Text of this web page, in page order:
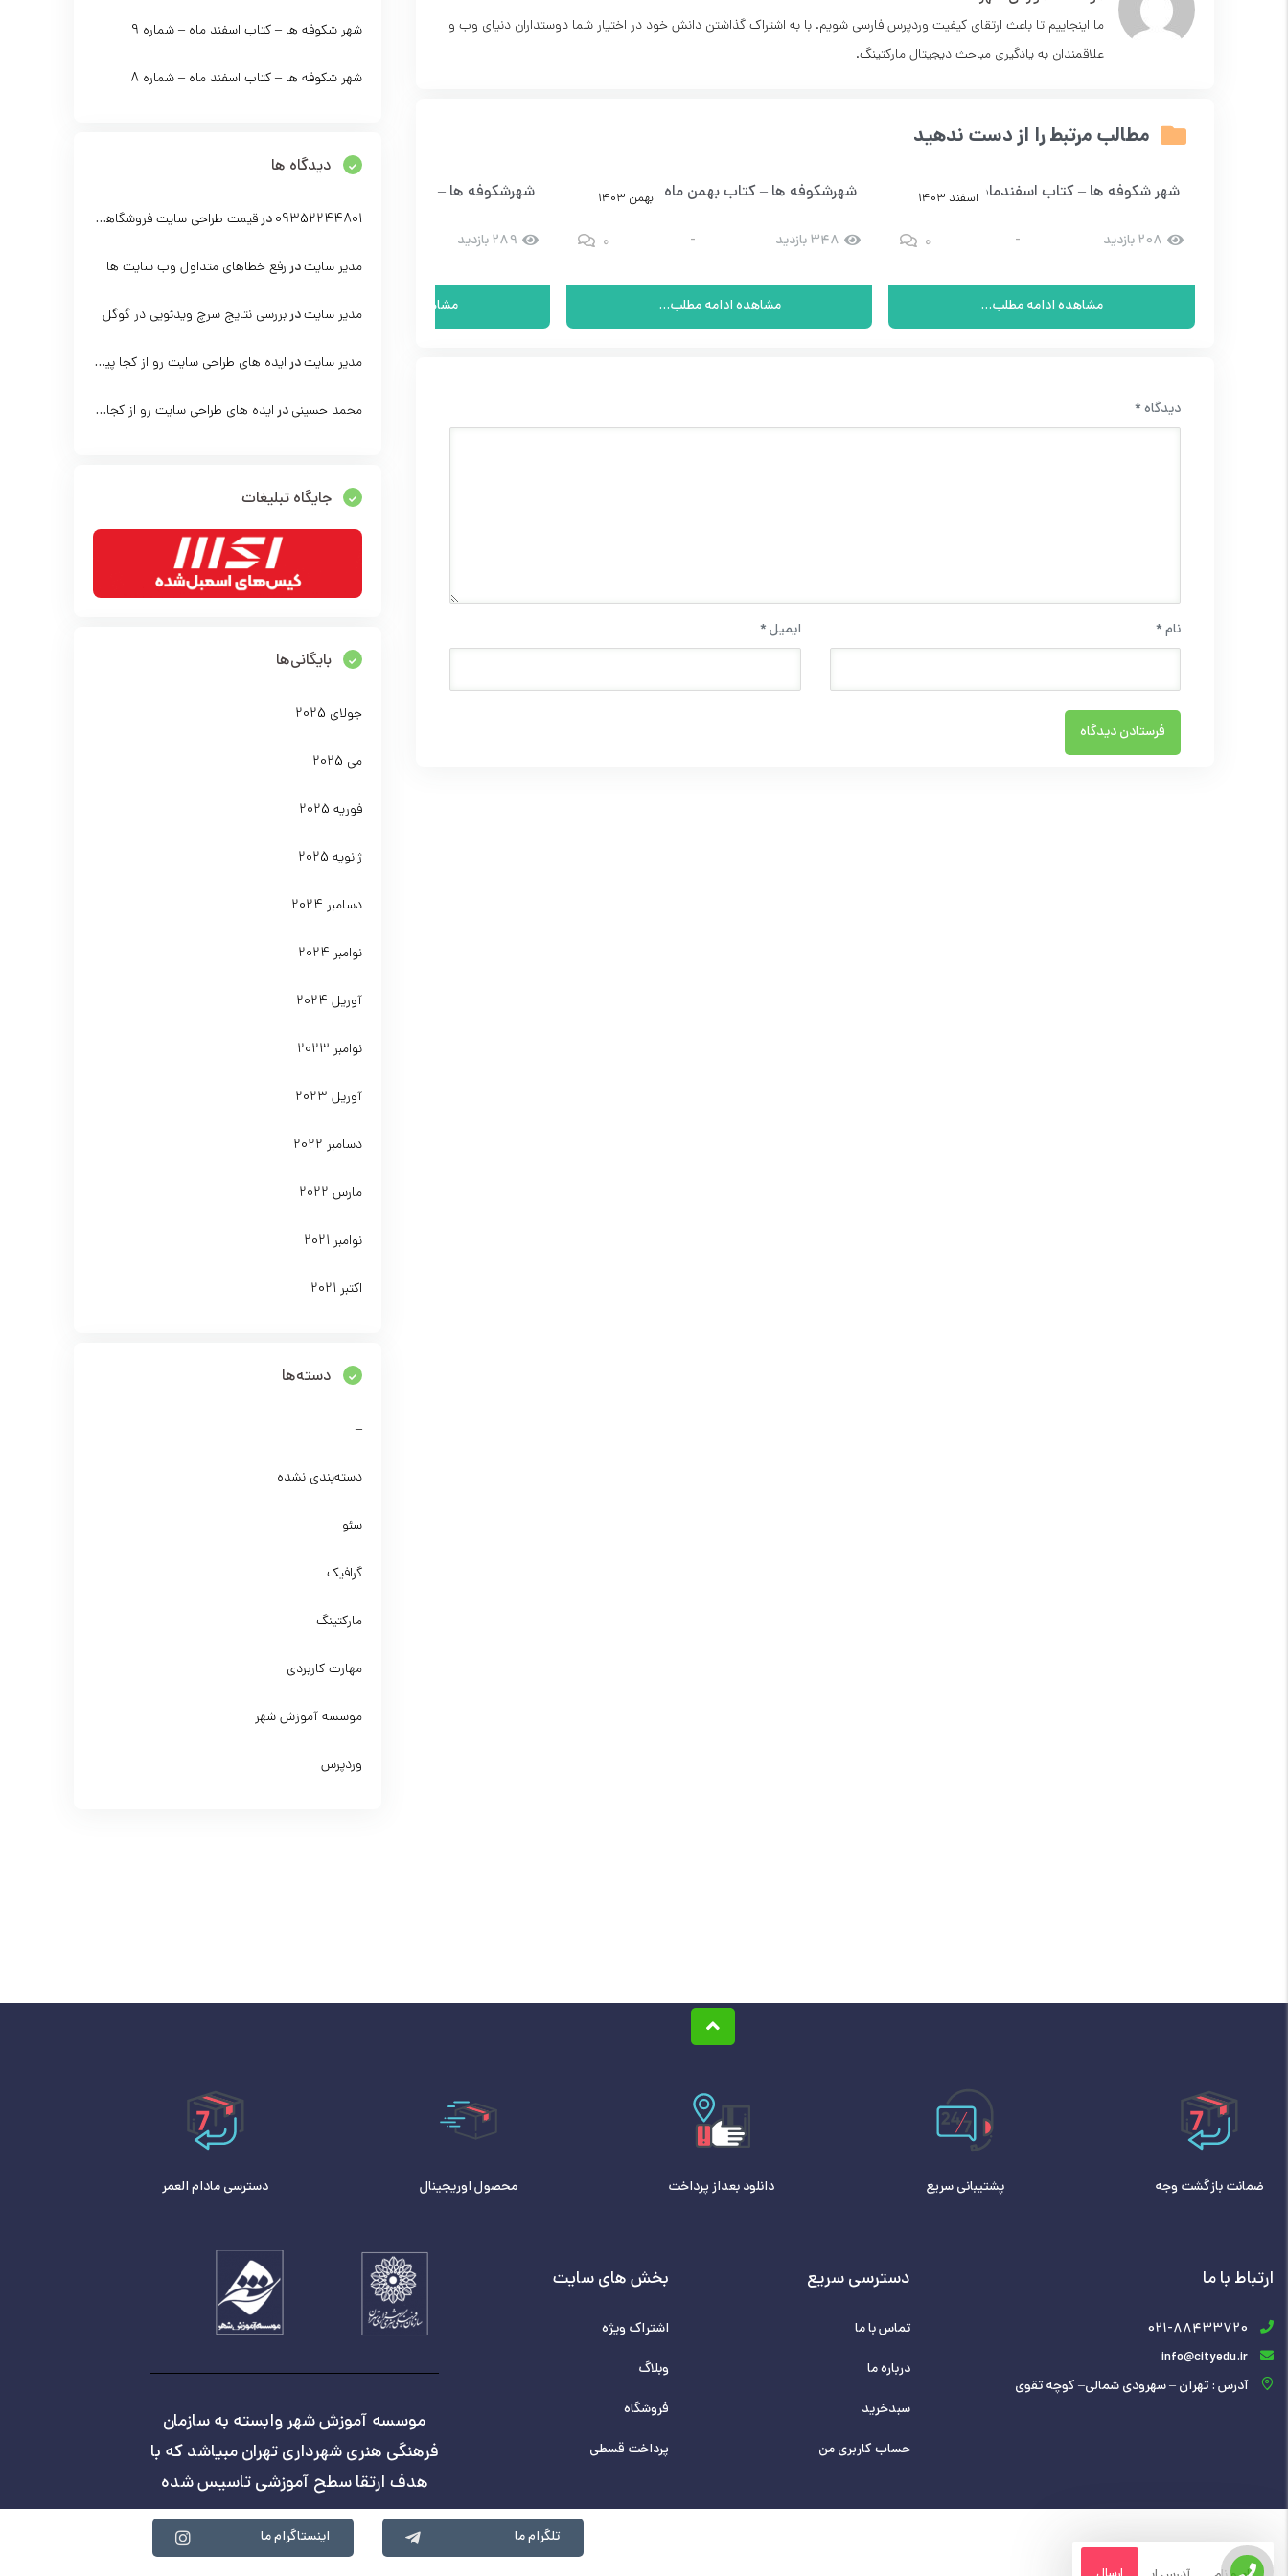
ما اینجاییم تا باعث ارتقای کیفیت وردپرس فارسی شویم. با به اشتراک گذاشتن دانش خود در اختیار شما دوستداران دنیای وب و
علاقمندان به یادگیری مباحث دیجیتال مارکتینگ.
مطالب مرتبط را از دست ندهید
اسفند 1403
شهر شکوفه ها – کتاب اسفندماه – شماره 1
208 بازدید -
0
مشاهده ادامه مطلب...
بهمن 1403
شهرشکوفه ها – کتاب بهمن ماه – شماره 12
348 بازدید -
0
مشاهده ادامه مطلب...
شهرشکوفه ها – کتاب بهمن ماه – شماره 11
289 بازدید
مشاهده ادامه مطلب... مشاهده ادامه مطلب...
دیدگاه*
نام* ایمیل*
شهر شکوفه ها – کتاب اسفند ماه – شماره 9
شهر شکوفه ها – کتاب اسفند ماه – شماره 8
دیدگاه ها
09352244801درقیمت طراحی سایت فروشگاهی با وردپرس
مدیر سایتدررفع خطاهای متداول وب سایت ها
مدیر سایتدربررسی نتایج سرچ ویدئویی در گوگل
مدیر سایتدرایده های طراحی سایت رو از کجا پیدا کنیم؟
محمد حسینیدرایده های طراحی سایت رو از کجا پیدا کنیم؟
جایگاه تبلیغات
بایگانی‌ها
جولای 2025
می 2025
فوریه 2025
ژانویه 2025
دسامبر 2024
نوامبر 2024
آوریل 2024
نوامبر 2023
آوریل 2023
دسامبر 2022
مارس 2022
نوامبر 2021
اکتبر 2021
دسته‌ها
–
دسته‌بندی نشده
سئو
گرافیک
مارکتینگ
مهارت کاربردی
موسسه آموزش شهر
وردپرس
ضمانت بازگشت وجه پشتیبانی سریع دانلود بعداز پرداخت محصول اوریجینال دسترسی مادام العمر
ارتباط با ما
021-88433720
info@cityedu.ir
آدرس : تهران – سهرودی شمالی– کوچه تقوی
دسترسی سریع
تماس با ما
درباره ما
سبدخرید
حساب کاربری من
بخش های سایت
اشتراک ویژه
وبلاگ
فروشگاه
پرداخت قسطی
موسسه آموزش شهر وابسته به سازمان
فرهنگی هنری شهرداری تهران مبیاشد که با
هدف ارتقا سطح آموزشی تاسیس شده
تلگرام ما اینستاگرام ما